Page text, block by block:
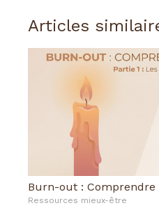
Articles
Burn-out : Comprendre
Ressources mieux-être